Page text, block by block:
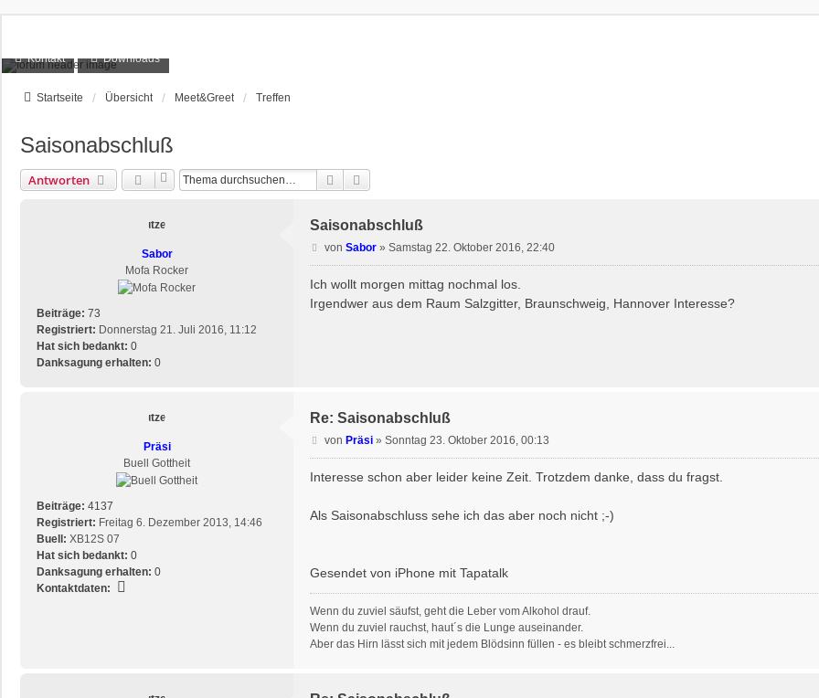
Kontakt Downloads
Startseite Übersicht Meet&Greet Treffen
Saisonabschluß
Antworten Suche
Sabor
Mofa Rocker
Beiträge: 73
Registriert: Donnerstag 21. Juli 2016, 11:12
Hat sich bedankt: 0
Danksagung erhalten: 0
Saisonabschluß
B
e
i
r
von Sabor» Samstag 22. Oktober 2016, 22:40
Ich wollt morgen mittag nochmal los.
Irgendwer aus dem Raum Salzgitter, Braunschweig, Hannover Interesse?
Präsi
Buell Gottheit
Beiträge: 4137
Registriert: Freitag 6. Dezember 2013, 14:46
Buell: XB12S 07
Hat sich bedankt: 0
Danksagung erhalten: 0
Kontaktdaten:
Re: Saisonabschluß
B
e
i
a
von Präsi» Sonntag 23. Oktober 2016, 00:13
Interesse schon aber leider keine Zeit. Trotzdem danke, dass du fragst.
Als Saisonabschluss sehe ich das aber noch nicht ;-)
Gesendet von iPhone mit Tapatalk
Wenn du zuviel säufst, geht die Leber vom Alkohol drauf.
Wenn du zuviel rauchst, haut´s die Lunge auseinander.
Aber das Hirn lässt sich mit jedem Blödsinn füllen - es bleibt schmerzfrei...